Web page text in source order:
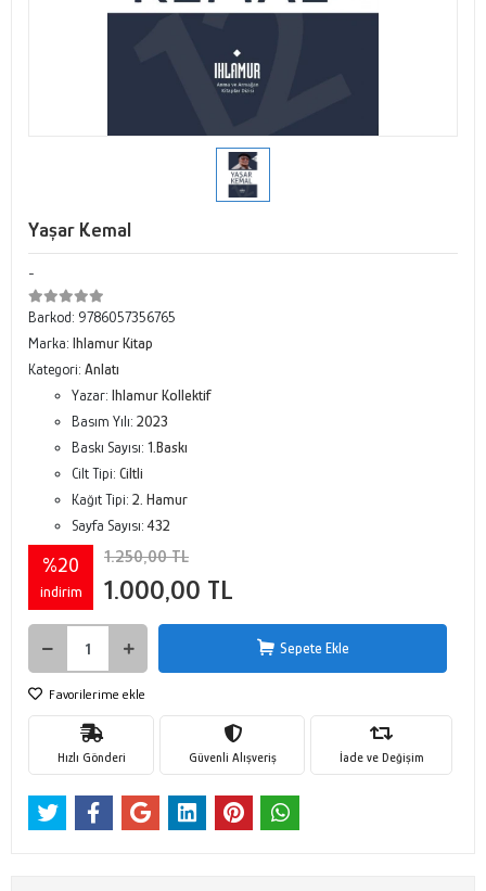
Yaşar Kemal
-
Barkod: 9786057356765
Marka: Ihlamur Kitap
Kategori: Anlatı
Yazar: Ihlamur Kollektif
Basım Yılı: 2023
Baskı Sayısı: 1.Baskı
Cilt Tipi: Ciltli
Kağıt Tipi: 2. Hamur
Sayfa Sayısı:432
%20
indirim
1.250,00 TL
1.000,00 TL
Sepete Ekle
Favorilerime ekle
Hızlı Gönderi Güvenli Alışveriş İade ve Değişim